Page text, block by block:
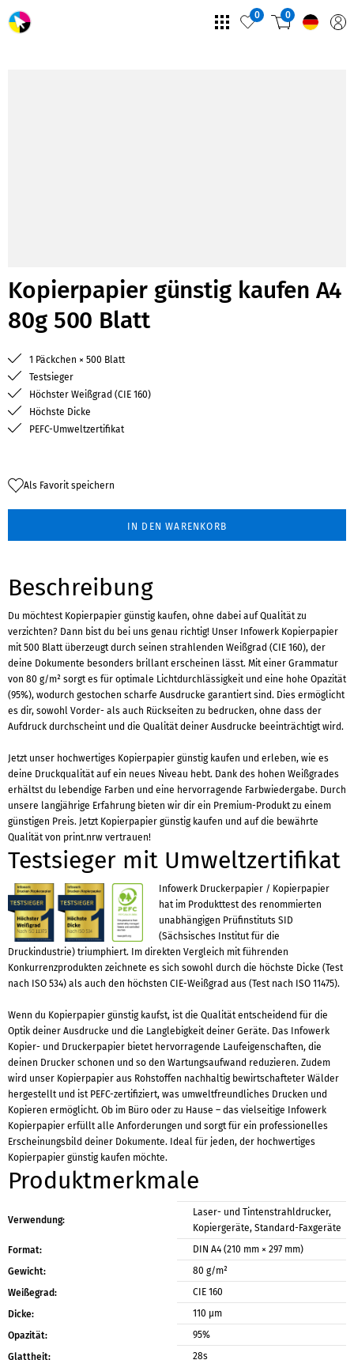
0 0
Kopierpapier günstig kaufen A4
80g 500 Blatt
1 Päckchen × 500 Blatt
Testsieger
Höchster Weißgrad (CIE 160)
Höchste Dicke
PEFC-Umweltzertifikat
Als Favorit speichern
IN DEN WARENKORB
Beschreibung
Du möchtest Kopierpapier günstig kaufen, ohne dabei auf Qualität zu
verzichten? Dann bist du bei uns genau richtig! Unser Infowerk Kopierpapier
mit 500 Blatt überzeugt durch seinen strahlenden Weißgrad (CIE 160), der
deine Dokumente besonders brillant erscheinen lässt. Mit einer Grammatur
von 80 g/m² sorgt es für optimale Lichtdurchlässigkeit und eine hohe Opazität
(95%), wodurch gestochen scharfe Ausdrucke garantiert sind. Dies ermöglicht
es dir, sowohl Vorder- als auch Rückseiten zu bedrucken, ohne dass der
Aufdruck durchscheint und die Qualität deiner Ausdrucke beeinträchtigt wird.
Jetzt unser hochwertiges Kopierpapier günstig kaufen und erleben, wie es
deine Druckqualität auf ein neues Niveau hebt. Dank des hohen Weißgrades
erhältst du lebendige Farben und eine hervorragende Farbwiedergabe. Durch
unsere langjährige Erfahrung bieten wir dir ein Premium-Produkt zu einem
günstigen Preis. Jetzt Kopierpapier günstig kaufen und auf die bewährte
Qualität von print.nrw vertrauen!
Testsieger mit Umweltzertifikat
Infowerk Druckerpapier / Kopierpapier
hat im Produkttest des renommierten
unabhängigen Prüfinstituts SID
(Sächsisches Institut für die
Druckindustrie) triumphiert. Im direkten Vergleich mit führenden
Konkurrenzprodukten zeichnete es sich sowohl durch die höchste Dicke (Test
nach ISO 534) als auch den höchsten CIE-Weißgrad aus (Test nach ISO 11475).
Wenn du Kopierpapier günstig kaufst, ist die Qualität entscheidend für die
Optik deiner Ausdrucke und die Langlebigkeit deiner Geräte. Das Infowerk
Kopier- und Druckerpapier bietet hervorragende Laufeigenschaften, die
deinen Drucker schonen und so den Wartungsaufwand reduzieren. Zudem
wird unser Kopierpapier aus Rohstoffen nachhaltig bewirtschafteter Wälder
hergestellt und ist PEFC-zertifiziert, was umweltfreundliches Drucken und
Kopieren ermöglicht. Ob im Büro oder zu Hause – das vielseitige Infowerk
Kopierpapier erfüllt alle Anforderungen und sorgt für ein professionelles
Erscheinungsbild deiner Dokumente. Ideal für jeden, der hochwertiges
Kopierpapier günstig kaufen möchte.
Produktmerkmale
Verwendung:
Laser- und Tintenstrahldrucker,
Kopiergeräte, Standard-Faxgeräte
Format:
DIN A4 (210 mm × 297 mm)
Gewicht:
80 g/m²
Weißegrad:
CIE 160
Dicke:
110 μm
Opazität:
95%
Glattheit:
28s